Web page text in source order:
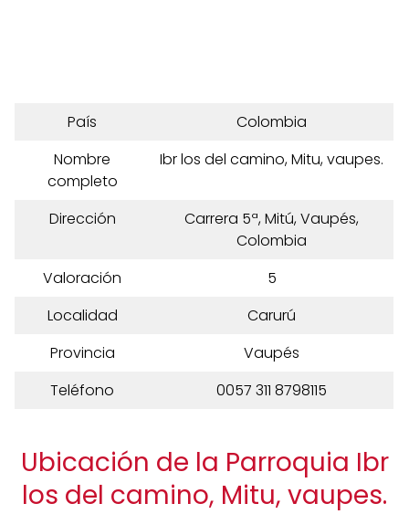
País
Colombia
Nombre
completo
Ibr los del camino, Mitu, vaupes.
Dirección
Carrera 5ª, Mitú, Vaupés,
Colombia
Valoración
5
Localidad
Carurú
Provincia
Vaupés
Teléfono
0057 311 8798115
Ubicación de la Parroquia Ibr
los del camino, Mitu, vaupes.